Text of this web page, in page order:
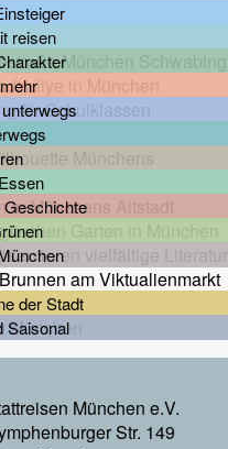
reisen
der Stadt
Saisonal
München e.V.
Str. 149